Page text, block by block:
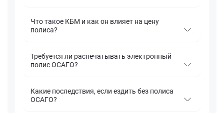
Что такое КБМ и как он влияет на цену
полиса?
Требуется ли распечатывать электронный
полис ОСАГО?
Какие последствия, если ездить без полиса
ОСАГО?